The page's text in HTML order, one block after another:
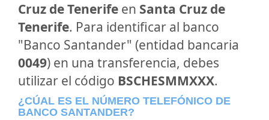
Cruz de Tenerife en Santa Cruz de
Tenerife. Para identificar al banco
"Banco Santander" (entidad bancaria
0049) en una transferencia, debes
utilizar el código BSCHESMMXXX.
¿CÚAL ES EL NÚMERO TELEFÓNICO DE
BANCO SANTANDER?